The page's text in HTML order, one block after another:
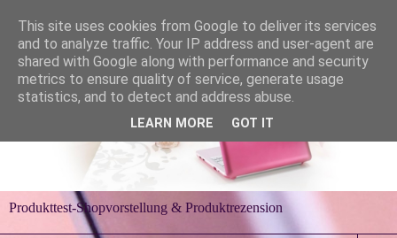
Produkttest-Shopvorstellung & Produktrezension
This site uses cookies from Google to deliver its services
and to analyze traffic. Your IP address and user-agent are
shared with Google along with performance and security
metrics to ensure quality of service, generate usage
statistics, and to detect and address abuse.
LEARN MORE GOT IT